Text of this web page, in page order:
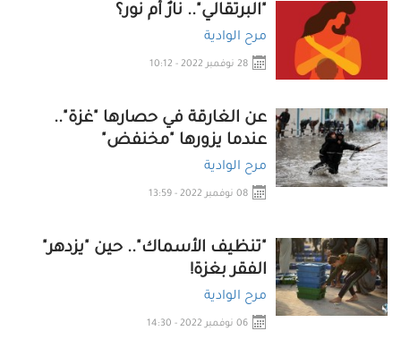
"البرتقالي".. نارٌ أم نور؟
مرح الوادية
28 نوفمبر 2022 - 10:12
عن الغارقة في حصارها "غزة"..
عندما يزورها "مخنفض"
مرح الوادية
08 نوفمبر 2022 - 13:59
"تنظيف الأسماك".. حين "يزدهر"
الفقر بغزة!
مرح الوادية
06 نوفمبر 2022 - 14:30